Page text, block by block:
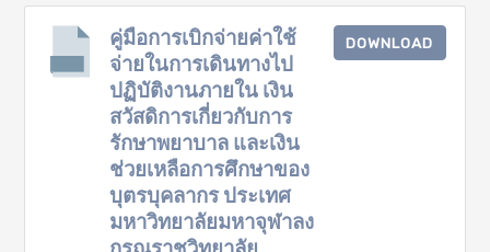
คู่มือการเบิกจ่ายค่าใช้
จ่ายในการเดินทางไป
ปฏิบัติงานภายใน เงิน
สวัสดิการเกี่ยวกับการ
รักษาพยาบาล และเงิน
ช่วยเหลือการศึกษาของ
บุตรบุคลากร ประเทศ
มหาวิทยาลัยมหาจุฬาลง
DOWNLOAD